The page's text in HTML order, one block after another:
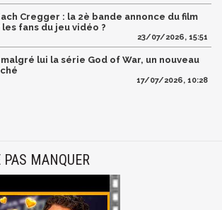
Cregger : la 2è bande annonce du film
fans du jeu vidéo ?
23/07/2026, 15:51
lui la série God of War, un nouveau
17/07/2026, 10:28
MANQUER